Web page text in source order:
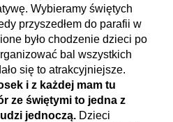
Wybieramy świętych
przyszedłem do parafii w
było chodzenie dzieci po
bal wszystkich
się to atrakcyjniejsze.
i z każdej mam tu
ze świętymi to jedna z
jednoczą. Dzieci